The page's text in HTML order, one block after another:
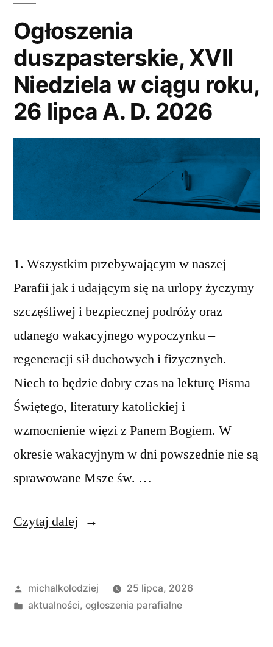
sierpnia
A.
D.
2026”
Ogłoszenia
duszpasterskie, XVII
Niedziela w ciągu roku,
26 lipca A. D. 2026
1. Wszystkim przebywającym w naszej
Parafii jak i udającym się na urlopy życzymy
szczęśliwej i bezpiecznej podróży oraz
udanego wakacyjnego wypoczynku –
regeneracji sił duchowych i fizycznych.
Niech to będzie dobry czas na lekturę Pisma
Świętego, literatury katolickiej i
wzmocnienie więzi z Panem Bogiem. W
okresie wakacyjnym w dni powszednie nie są
sprawowane Msze św. …
Czytaj dalej „Ogłoszenia
Niedziela
w
Opublikowane
przez
michalkolodziej
25 lipca, 2026
Opublikowano
aktualności, ogłoszenia parafialne